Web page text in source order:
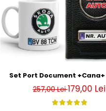
Set Port Document
257,00 Lei179,00 Lei